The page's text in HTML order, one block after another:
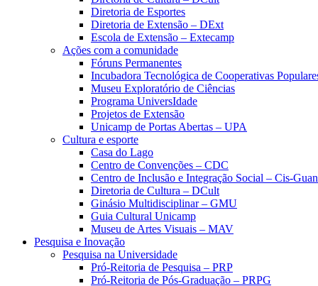
Diretoria de Esportes
Diretoria de Extensão – DExt
Escola de Extensão – Extecamp
Ações com a comunidade
Fóruns Permanentes
Incubadora Tecnológica de Cooperativas
Museu Exploratório de Ciências
Programa UniversIdade
Projetos de Extensão
Unicamp de Portas Abertas – UPA
Cultura e esporte
Casa do Lago
Centro de Convenções – CDC
Centro de Inclusão e Integração Social – Cis-
Diretoria de Cultura – DCult
Ginásio Multidisciplinar – GMU
Guia Cultural Unicamp
Museu de Artes Visuais – MAV
Pesquisa e Inovação
Pesquisa na Universidade
Pró-Reitoria de Pesquisa – PRP
Pró-Reitoria de Pós-Graduação – PRPG